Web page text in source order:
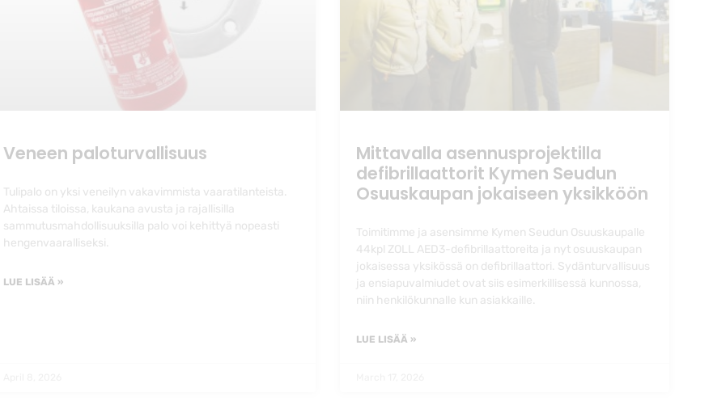
Veneen paloturvallisuus
Tulipalo on yksi veneilyn vakavimmista vaaratilanteista.
Ahtaissa tiloissa, kaukana avusta ja rajallisilla
sammutusmahdollisuuksilla palo voi kehittyä nopeasti
hengenvaaralliseksi.
LUE LISÄÄ »
Mittavalla asennusprojektilla
defibrillaattorit Kymen Seudun
Osuuskaupan jokaiseen yksikköön
Toimitimme ja asensimme Kymen Seudun Osuuskaupalle
44kpl ZOLL AED3-defibrillaattoreita ja nyt osuuskaupan
jokaisessa yksikössä on defibrillaattori. Sydänturvallisuus
ja ensiapuvalmiudet ovat siis esimerkillisessä kunnossa,
niin henkilökunnalle kun asiakkaille.
LUE LISÄÄ »